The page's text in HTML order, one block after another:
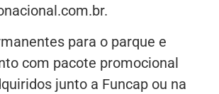
para o parque e
com pacote promocional
junto a Funcap ou na